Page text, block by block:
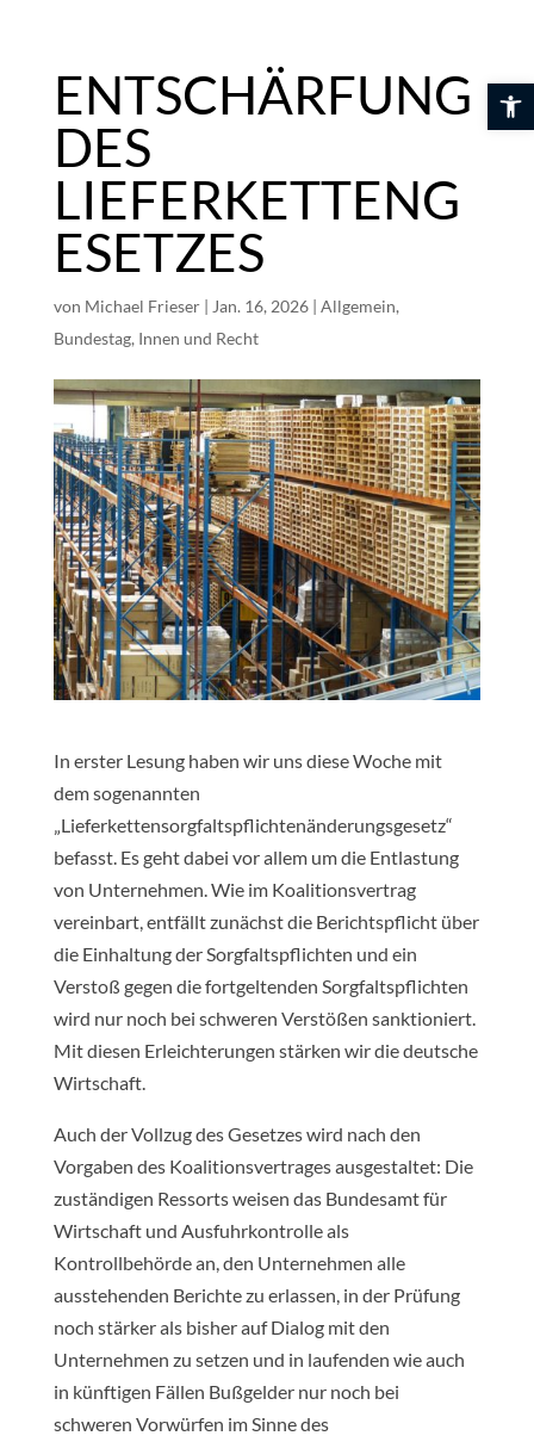
ENTSCHÄRFUNG
DES
LIEFERKETTENG
ESETZES
von Michael Frieser| Jan. 16, 2026| Allgemein,
Bundestag, Innen und Recht
In erster Lesung haben wir uns diese Woche mit
dem sogenannten
„Lieferkettensorgfaltspflichtenänderungsgesetz“
befasst. Es geht dabei vor allem um die Entlastung
von Unternehmen. Wie im Koalitionsvertrag
vereinbart, entfällt zunächst die Berichtspflicht über
die Einhaltung der Sorgfaltspflichten und ein
Verstoß gegen die fortgeltenden Sorgfaltspflichten
wird nur noch bei schweren Verstößen sanktioniert.
Mit diesen Erleichterungen stärken wir die deutsche
Wirtschaft.
Auch der Vollzug des Gesetzes wird nach den
Vorgaben des Koalitionsvertrages ausgestaltet: Die
zuständigen Ressorts weisen das Bundesamt für
Wirtschaft und Ausfuhrkontrolle als
Kontrollbehörde an, den Unternehmen alle
ausstehenden Berichte zu erlassen, in der Prüfung
noch stärker als bisher auf Dialog mit den
Unternehmen zu setzen und in laufenden wie auch
in künftigen Fällen Bußgelder nur noch bei
schweren Vorwürfen im Sinne des